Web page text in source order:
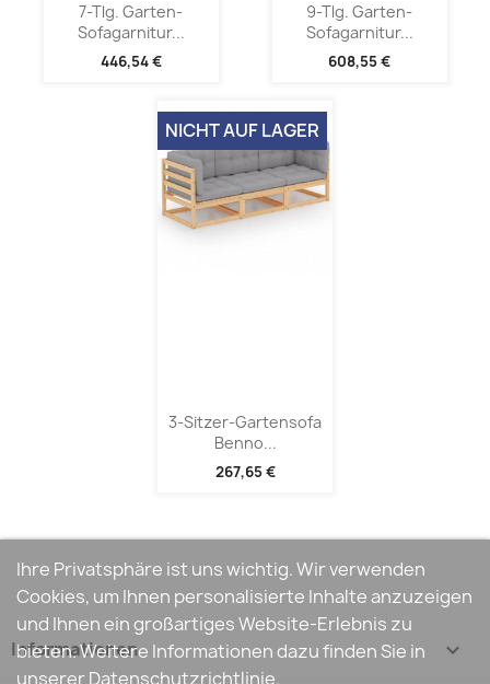
7-Tlg. Garten-
Sofagarnitur...
446,54 €
9-Tlg. Garten-
Sofagarnitur...
608,55 €
3-Sitzer-Gartensofa
Benno...
267,65 €
NICHT AUF LAGER
Informationen 
Ihre Privatsphäre ist uns wichtig. Wir verwenden
Cookies, um Ihnen personalisierte Inhalte anzuzeigen
und Ihnen ein großartiges Website-Erlebnis zu
bieten. Weitere Informationen dazu finden Sie in
unserer Datenschutzrichtlinie.